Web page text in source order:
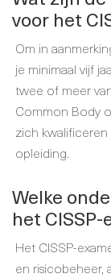
voor het
Om in
je minimaal vijf
twee of meer
Common Body
zich
opleiding.
Welke
het
Het CISSP-
en risicobeheer,